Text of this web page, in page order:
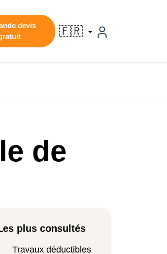
devis
🇫🇷
de
plus consultés
Travaux déductibles